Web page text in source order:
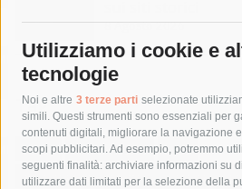
Utilizziamo i cookie e
tecnologie
Noi e altre 3 terze parti selezionate
simili. Questi strumenti sono essenziali per
contenuti digitali, migliorare la navigazione
scopi pubblicitari. Ad esempio, potremmo
seguenti finalità: archiviare informazioni su
utilizzare dati limitati per la selezione della
8 Agosto 2026
Tag
acqua allerta meteo
anas
area marina protetta di punta